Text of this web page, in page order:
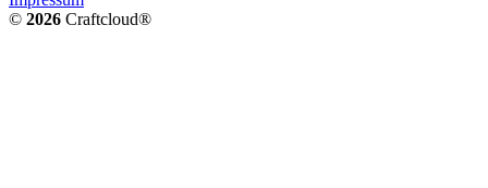
© 2026 Craftcloud®